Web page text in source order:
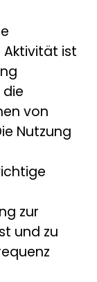
Aktivität ist
von
Nutzung
zur
und zu